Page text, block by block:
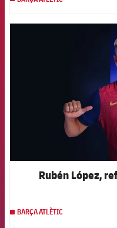
Rubén López,
BARÇA ATLÈTIC